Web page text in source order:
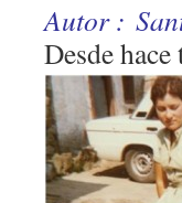
Autor :
Desde